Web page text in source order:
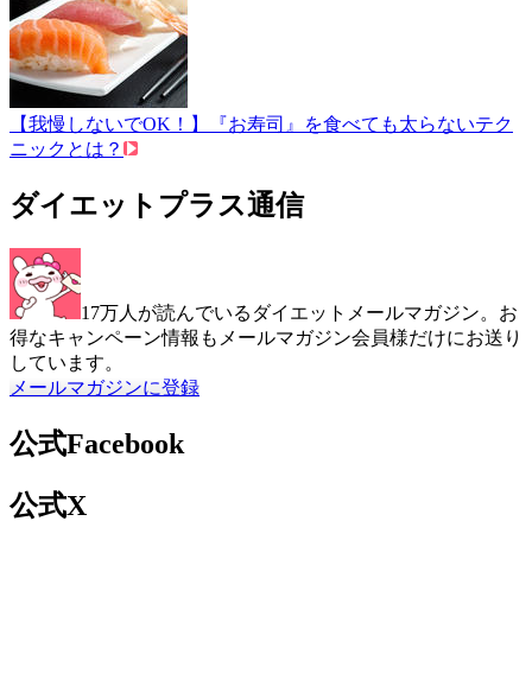
【我慢しないでOK！】『お寿司』を食べても太らないテク
ニックとは？
ダイエットプラス通信
17万人が読んでいるダイエットメールマガジン。お
得なキャンペーン情報もメールマガジン会員様だけにお送り
しています。
メールマガジンに登録
公式Facebook
公式X